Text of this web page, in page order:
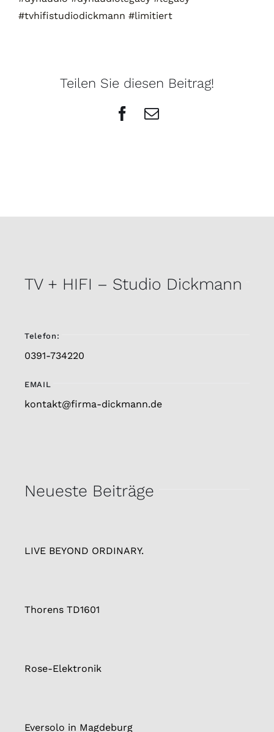
#tvhifistudiodickmann #limitiert
Teilen Sie diesen Beitrag!
Facebook
E-
TV + HIFI – Studio Dickmann
Telefon:
0391-734220
EMAIL
kontakt@firma-dickmann.de
Neueste Beiträge
LIVE BEYOND ORDINARY.
Thorens TD1601
Rose-Elektronik
Eversolo in Magdeburg